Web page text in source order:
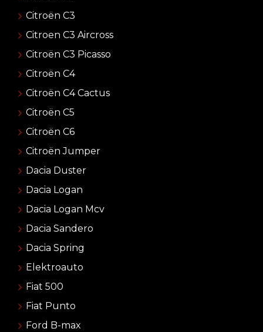
Citroën C3
Citroen C3 Aircross
Citroën C3 Picasso
Citroën C4
Citroën C4 Cactus
Citroën C5
Citroën C6
Citroën Jumper
Dacia Duster
Dacia Logan
Dacia Logan Mcv
Dacia Sandero
Dacia Spring
Elektroauto
Fiat 500
Fiat Punto
Ford B-max